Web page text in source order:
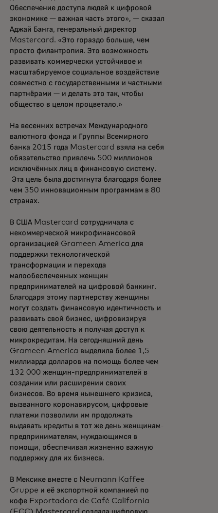
Обеспечение доступа людей к цифровой
экономике — важная часть этого», — сказал
Аджай Банга, генеральный директор
Mastercard. «Это гораздо больше, чем
просто филантропия. Это возможность
развивать коммерчески устойчивое и
масштабируемое социальное воздействие
совместно с государственными и частными
партнёрами — и делать это так, чтобы
общество в целом процветало.»
На весенних встречах Международного
валютного фонда и Группы Всемирного
банка 2015 года Mastercard взяла на себя
обязательство привлечь 500 миллионов
исключённых лиц в финансовую систему.
Эта цель была достигнута благодаря более
чем 350 инновационным программам в 80
странах.
В США Mastercard сотрудничала с
некоммерческой микрофинансовой
организацией Grameen America для
поддержки технологической
трансформации и перехода
малообеспеченных женщин-
предпринимателей на цифровой банкинг.
Благодаря этому партнерству женщины
могут создать финансовую идентичность и
развивать свой бизнес, цифровизируя
свою деятельность и получая доступ к
микрокредитам. На сегодняшний день
Grameen America выделила более 1,5
миллиарда долларов на помощь более чем
132 000 женщин-предпринимателей в
создании или расширении своих
бизнесов. Во время нынешнего кризиса,
вызванного коронавирусом, цифровые
платежи позволили им продолжать
выдавать кредиты в тот же день женщинам-
предпринимателям, нуждающимся в
помощи, обеспечивая жизненно важную
поддержку для их бизнеса.
В Мексике вместе с Neumann Kaffee
Gruppe и её экспортной компанией по
кофе Exportadora de Café California